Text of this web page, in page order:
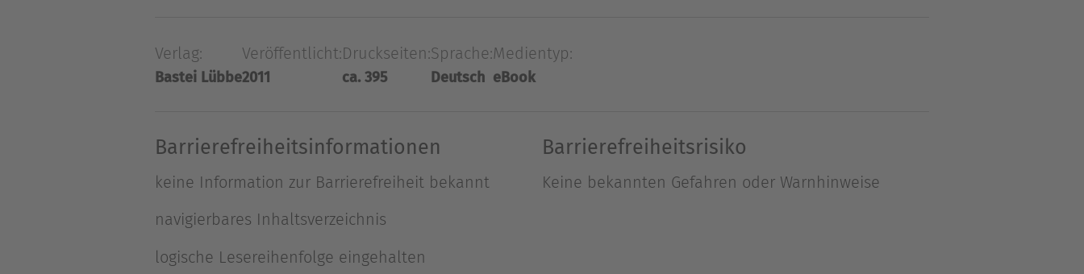
Über David Weber
Romane geschrieben), erlangte er Popularität mit der Honor-Harrington-Reihe, die inzwischen nicht nur in
auch mit Autoren wie Heinlein und Asimov. Er lebt heute mit seiner Familie in South Carolina.</p>
Verlag:
Bastei Lübbe
Veröffentlicht:
2011
Druckseiten:
ca. 395
Sprache:
Deutsch
Medientyp:
eBook
Barrierefreiheitsinformationen
keine Information zur Barrierefreiheit bekannt
navigierbares Inhaltsverzeichnis
logische Lesereihenfolge eingehalten
Barrierefreiheitsrisiko
Keine bekannten Gefahren oder Warnhinweise